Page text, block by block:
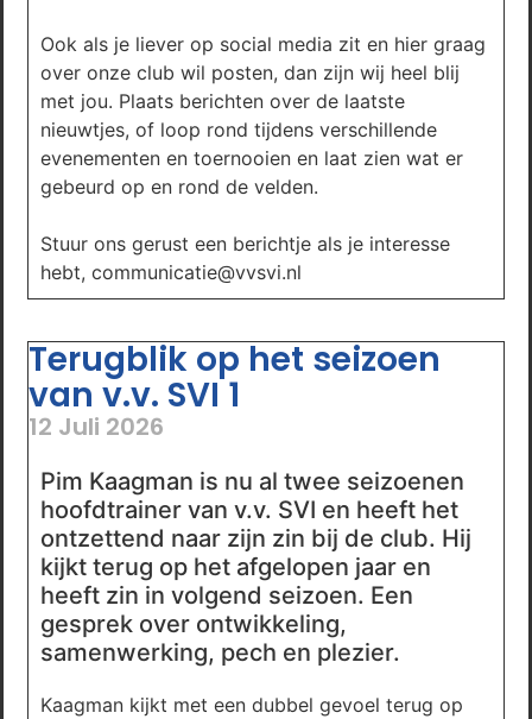
Ook als je liever op social media zit en hier graag
over onze club wil posten, dan zijn wij heel blij
met jou. Plaats berichten over de laatste
nieuwtjes, of loop rond tijdens verschillende
evenementen en toernooien en laat zien wat er
gebeurd op en rond de velden.
Stuur ons gerust een berichtje als je interesse
hebt, communicatie@vvsvi.nl
Terugblik op het seizoen
van v.v. SVI 1
12 Juli 2026
Pim Kaagman is nu al twee seizoenen
hoofdtrainer van v.v. SVI en heeft het
ontzettend naar zijn zin bij de club. Hij
kijkt terug op het afgelopen jaar en
heeft zin in volgend seizoen. Een
gesprek over ontwikkeling,
samenwerking, pech en plezier.
Kaagman kijkt met een dubbel gevoel terug op